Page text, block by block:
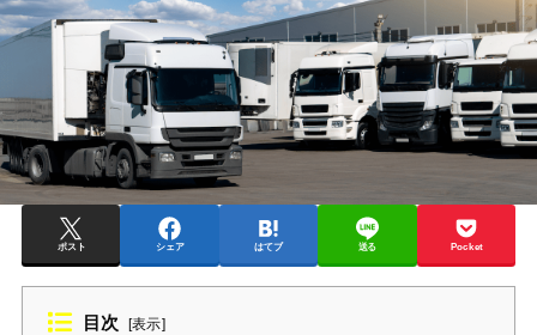
ポスト シェア はてブ 送る Pocket
目次 [表示]